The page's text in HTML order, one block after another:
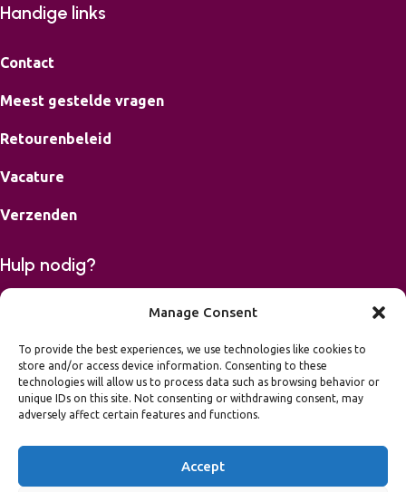
Manage Consent
To provide the best experiences, we use technologies like cookies to
store and/or access device information. Consenting to these
technologies will allow us to process data such as browsing behavior or
unique IDs on this site. Not consenting or withdrawing consent, may
adversely affect certain features and functions.
Accept
Handige links
Contact
Meest gestelde vragen
Retourenbeleid
Vacature
Verzenden
Hulp nodig?
Bereikbaar op maandag, dinsdag, donderdag en vrijdag van
06 42426867
mailinfo@leukvooreenfeest.nl
Algemene voorwaarden
Toegankelijkheidsverklaring
2026 Leuk voor een Feest